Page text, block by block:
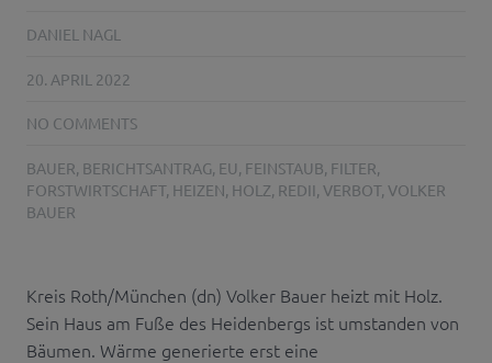
DANIEL NAGL
20. APRIL 2022
NO COMMENTS
BAUER, BERICHTSANTRAG, EU, FEINSTAUB, FILTER,
FORSTWIRTSCHAFT, HEIZEN, HOLZ, REDII, VERBOT, VOLKER
BAUER
Kreis Roth/München (dn) Volker Bauer heizt mit Holz.
Sein Haus am Fuße des Heidenbergs ist umstanden von
Bäumen. Wärme generierte erst eine